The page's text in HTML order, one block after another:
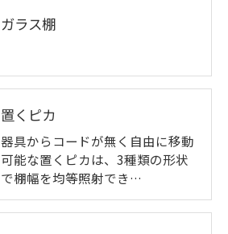
ガラス棚
置くピカ
器具からコードが無く自由に移動
可能な置くピカは、3種類の形状
で棚幅を均等照射でき…